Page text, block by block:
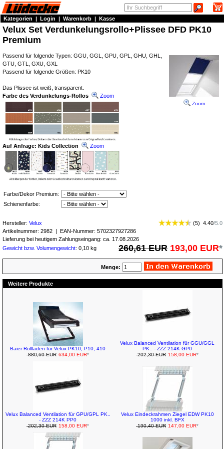
Kategorien | Login | Warenkorb | Kasse
Velux Set Verdunkelungsrollo+Plissee DFD PK10
Premium
Zoom
Passend für folgende Typen: GGU, GGL, GPU, GPL, GHU, GHL,
GTU, GTL, GXU, GXL
Passend für folgende Größen: PK10
Das Plissee ist weiß, transparent.
Farbe des Verdunkelungs-Rollos
Zoom
Auf Anfrage: Kids Collection Zoom
Farbe/Dekor Premium:
Schienenfarbe:
Hersteller: Velux (5) 4.40/5.0
Artikelnummer: 2982 | EAN-Nummer: 5702327927286
Lieferung bei heutigem Zahlungseingang: ca. 17.08.2026
Gewicht bzw. Volumengewicht: 0,10 kg 260,61 EUR 193,00 EUR*
Menge:
Weitere Produkte
Baier Rollladen für Velux PK10, P10, 410
880,60 EUR 634,00 EUR*
Velux Balanced Ventilation für GGU/GGL
PK.. - ZZZ 214K GP0
202,30 EUR 158,00 EUR*
Velux Balanced Ventilation für GPU/GPL PK..
- ZZZ 214K PP0
202,30 EUR 158,00 EUR*
Velux Eindeckrahmen Ziegel EDW PK10
1000 inkl. BFX
190,40 EUR 147,00 EUR*